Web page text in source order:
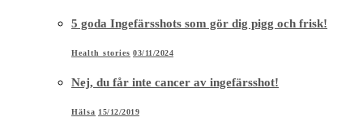
5 goda Ingefärsshots som gör dig pigg och frisk!
Health stories 03/11/2024
Nej, du får inte cancer av ingefärsshot!
Hälsa 15/12/2019